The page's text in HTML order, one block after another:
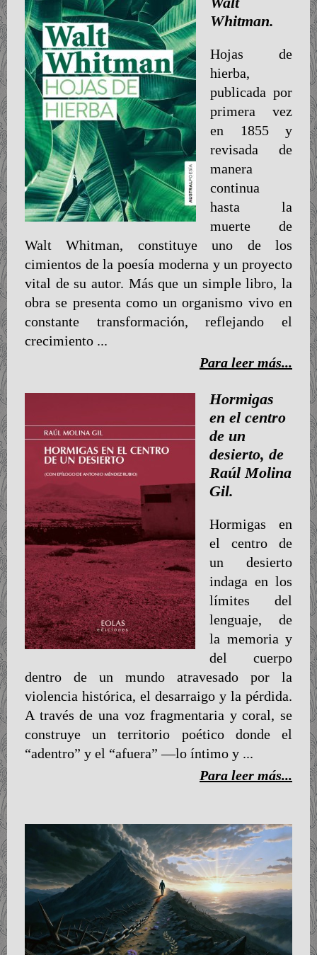
Whitman.
Hojas de
hierba,
publicada por
primera vez
en 1855 y
revisada de
manera
continua
hasta la
muerte de
Walt Whitman, constituye uno de los
cimientos de la poesía moderna y un proyecto
vital de su autor. Más que un simple libro, la
obra se presenta como un organismo vivo en
constante transformación, reflejando el
crecimiento ...
Para leer más...
Hormigas
en el centro
de un
desierto, de
Raúl Molina
Gil.
Hormigas en
el centro de
un desierto
indaga en los
límites del
lenguaje, de
la memoria y
del cuerpo
dentro de un mundo atravesado por la
violencia histórica, el desarraigo y la pérdida.
A través de una voz fragmentaria y coral, se
construye un territorio poético donde el
“adentro” y el “afuera” —lo íntimo y ...
Para leer más...